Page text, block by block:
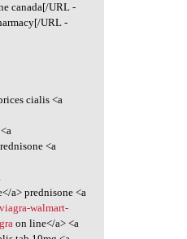
canada[/URL -
URL -
cialis <a
<a
a> prednisone <a
walmart-
on line</a> <a